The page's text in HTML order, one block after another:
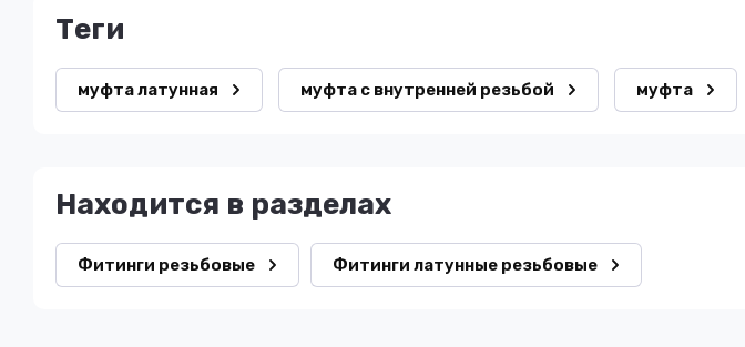
теги
муфта латунная муфта с внутренней резьбой муфта
Находится в разделах
Фитинги резьбовые Фитинги латунные резьбовые